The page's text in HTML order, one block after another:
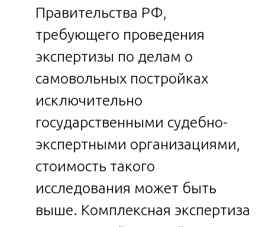
Правительства РФ,
требующего проведения
экспертизы по делам о
самовольных постройках
исключительно
государственными судебно-
экспертными организациями,
стоимость такого
исследования может быть
выше. Комплексная экспертиза